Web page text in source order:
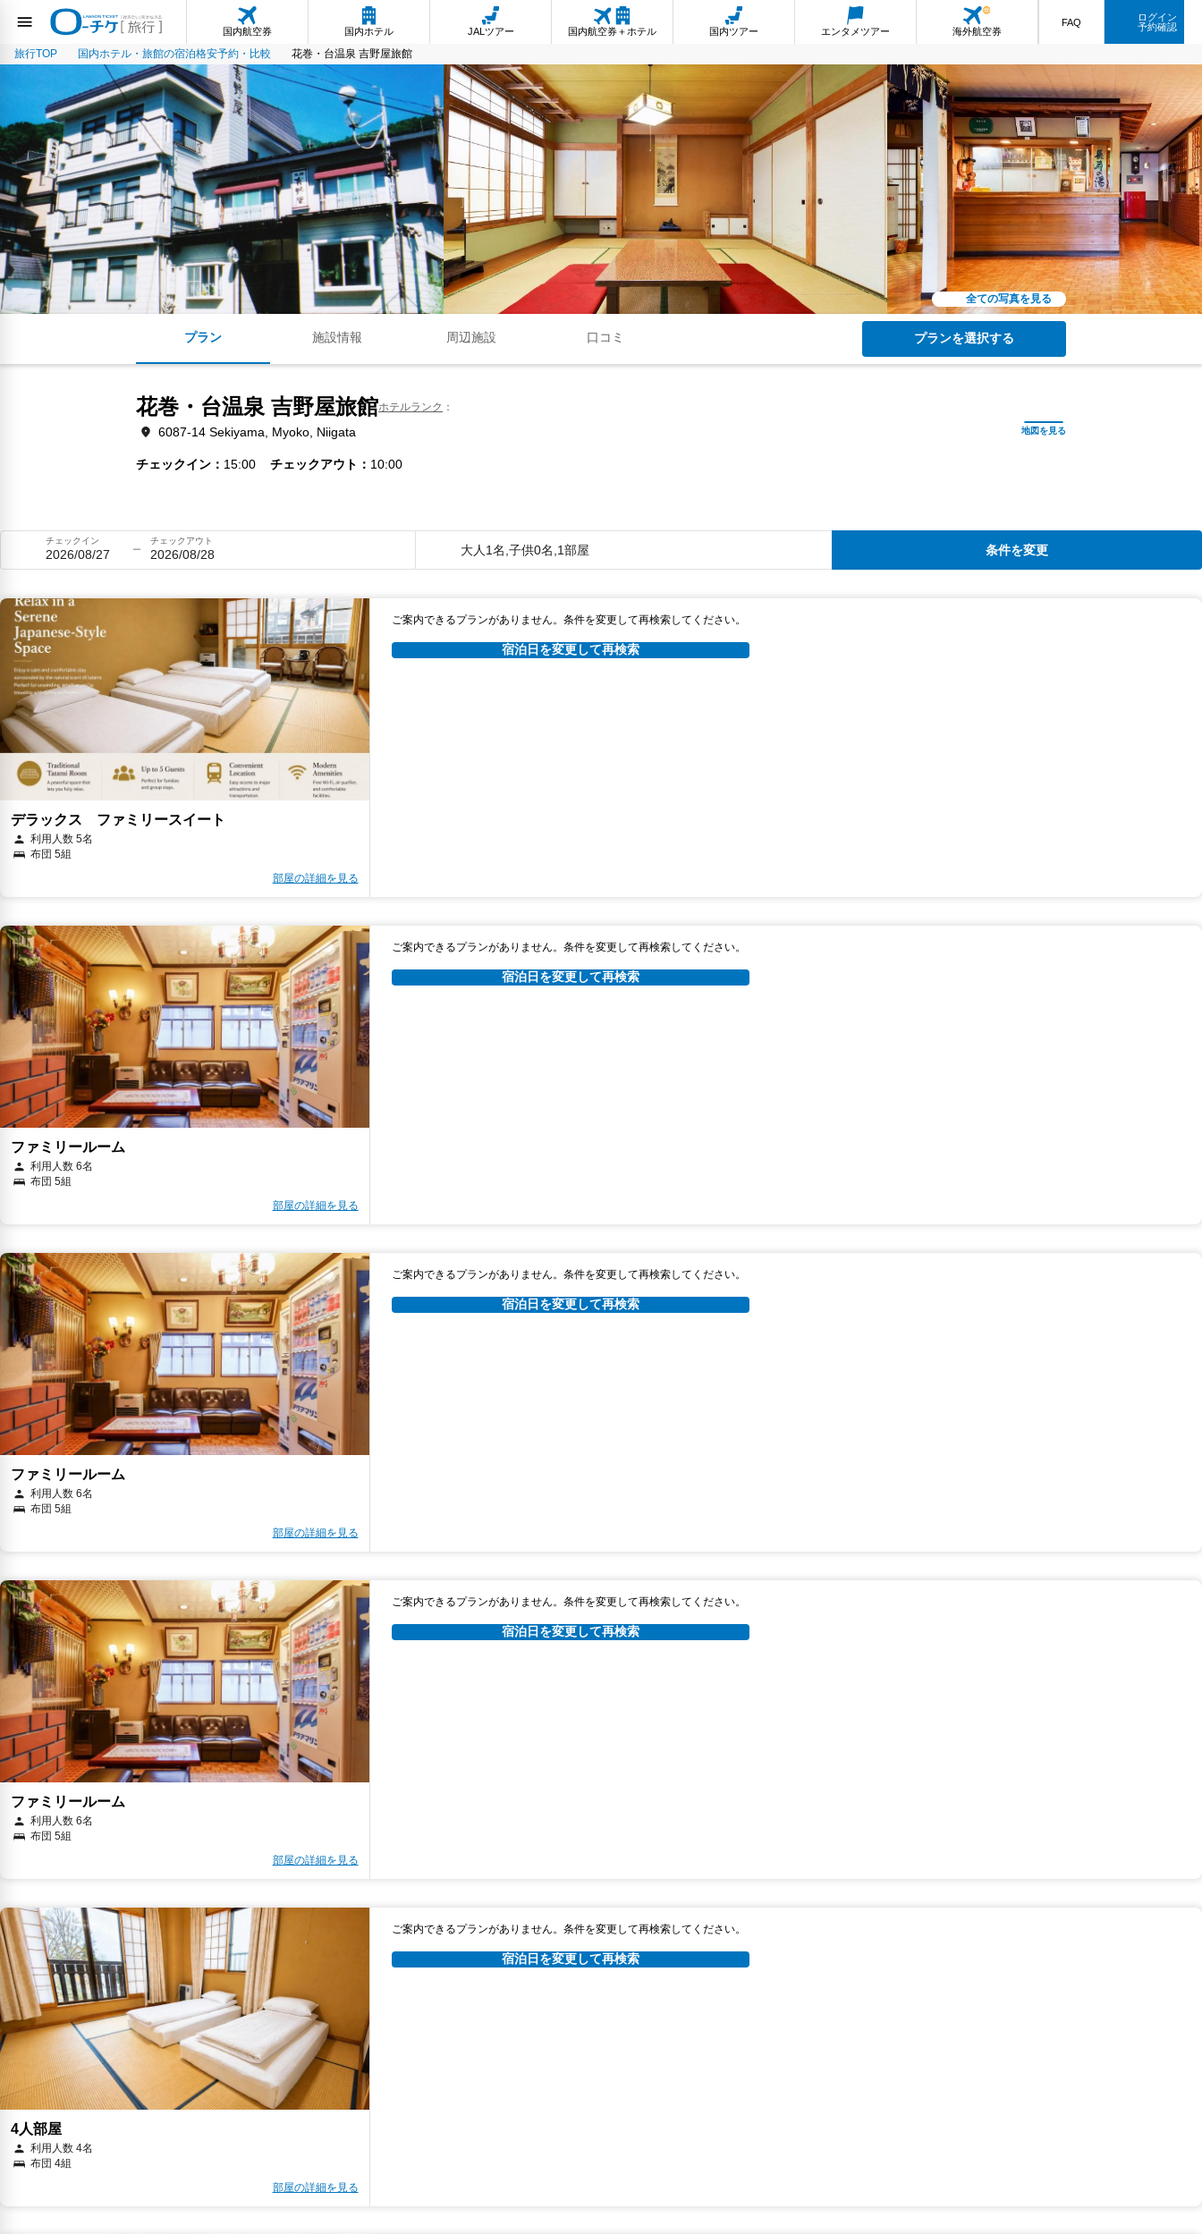
国内航空券 国内ホテル JALツアー 国内航空券＋ホテル 国内ツアー エンタメツアー 海外航空券
FAQ
ログイン
予約確認
旅行TOP 国内ホテル・旅館の宿泊格安予約・比較 花巻・台温泉 吉野屋旅館
全ての写真を見る
プラン 施設情報 周辺施設 口コミ プランを選択する
花巻・台温泉 吉野屋旅館ホテルランク
6087-14 Sekiyama, Myoko, Niigata
チェックイン 15:00 チェックアウト 10:00
チェックイン
2026/08/27
チェックアウト
2026/08/28 大人1名,子供0名,1部屋 条件を変更
デラックス ファミリースイート
利用人数 5名
布団 5組
部屋の詳細を見る
ご案内できるプランがありません。条件を変更して再検索してください。
宿泊日を変更して再検索
ファミリールーム
利用人数 6名
布団 5組
部屋の詳細を見る
ご案内できるプランがありません。条件を変更して再検索してください。
宿泊日を変更して再検索
ファミリールーム
利用人数 6名
布団 5組
部屋の詳細を見る
ご案内できるプランがありません。条件を変更して再検索してください。
宿泊日を変更して再検索
ファミリールーム
利用人数 6名
布団 5組
部屋の詳細を見る
ご案内できるプランがありません。条件を変更して再検索してください。
宿泊日を変更して再検索
4人部屋
利用人数 4名
布団 4組
部屋の詳細を見る
ご案内できるプランがありません。条件を変更して再検索してください。
宿泊日を変更して再検索